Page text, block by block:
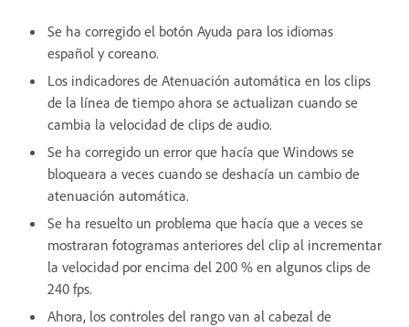
Se ha corregido el botón Ayuda para los idiomas
español y coreano.
Los indicadores de Atenuación automática en los clips
de la línea de tiempo ahora se actualizan cuando se
cambia la velocidad de clips de audio.
Se ha corregido un error que hacía que Windows se
bloqueara a veces cuando se deshacía un cambio de
atenuación automática.
Se ha resuelto un problema que hacía que a veces se
mostraran fotogramas anteriores del clip al incrementar
la velocidad por encima del 200 % en algunos clips de
240 fps.
Ahora, los controles del rango van al cabezal de